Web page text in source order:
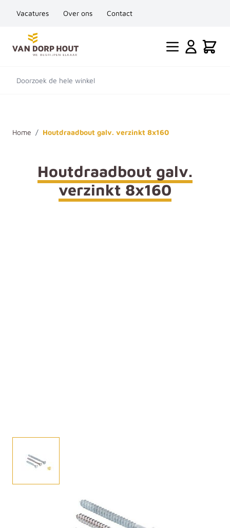
Vacatures Over ons Contact
Ga naar de inhoud
Cart
Doorzoek de hele winkel
Home / Houtdraadbout galv. verzinkt 8x160
Houtdraadbout galv.
verzinkt 8x160
kop en een conisch deel waaromheen een
schroefdraad is aangebracht. De houtdraadbout is